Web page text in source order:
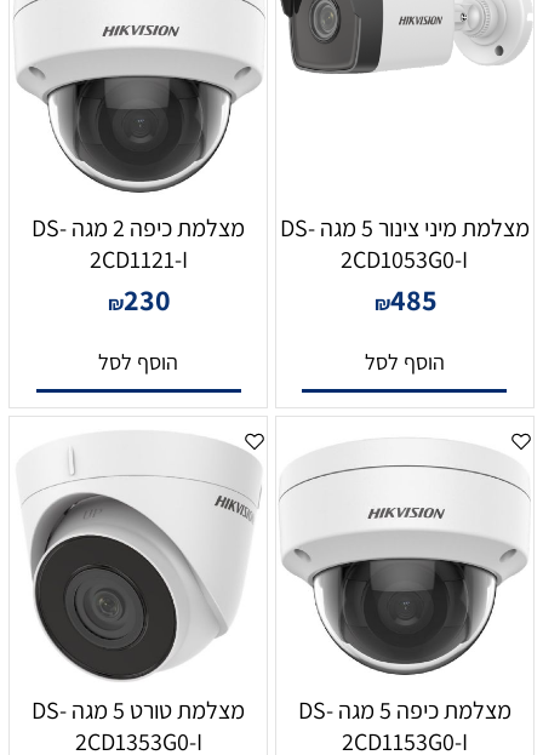
מצלמת מיני צינור 5 מגה DS-
2CD1053G0-I
₪485
הוסף לסל
מצלמת כיפה 2 מגה DS-
2CD1121-I
₪230
הוסף לסל
מצלמת כיפה 5 מגה DS-
2CD1153G0-I
מצלמת טורט 5 מגה DS-
2CD1353G0-I